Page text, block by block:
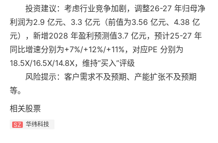
投资建议：考虑行业竞争加剧，调整26-27 年归母净
利润为2.9 亿元、3.3 亿元（前值为3.56 亿元、4.38 亿
元），新增2028 年盈利预测值3.7 亿元，预计25-27 年
同比增速分别为+7%/+12%/+11%，对应PE 分别为
18.5X/16.5X/14.8X，维持“买入”评级
风险提示：客户需求不及预期、产能扩张不及预期
等。
相关股票
SZ 华纬科技